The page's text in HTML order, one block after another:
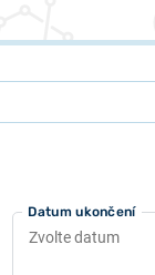
Datum ukončení